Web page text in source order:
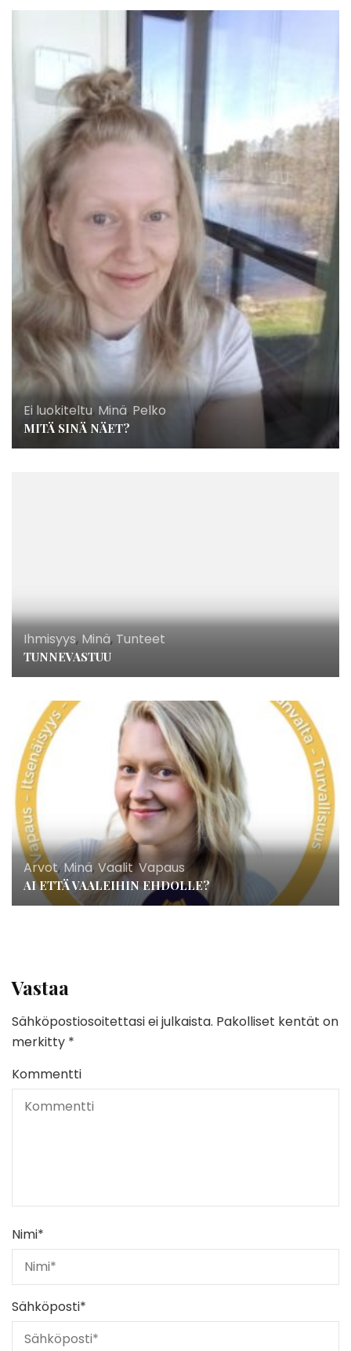
Ei luokiteltu, Minä, Pelko
MITÄ SINÄ NÄET?
Ihmisyys, Minä, Tunteet
TUNNEVASTUU
Arvot,Minä,Vaalit,Vapaus
AI ETTÄ VAALEIHIN EHDOLLE?
Vastaa
Sähköpostiosoitettasi ei julkaista. Pakolliset kentät on
merkitty *
Kommentti
Nimi*
Sähköposti*